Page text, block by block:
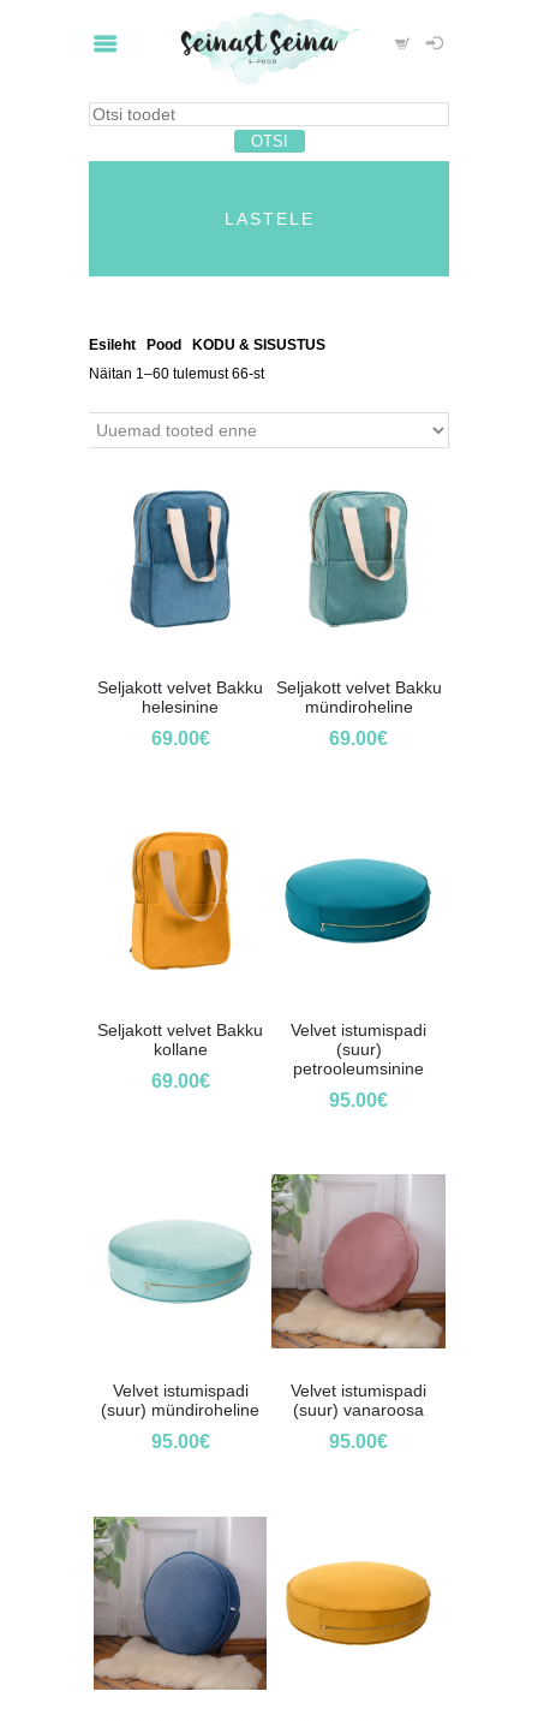
LASTELE
Esileht Pood KODU & SISUSTUS
Näitan 1–60 tulemust 66-st
Seljakott velvet Bakku
helesinine
69.00€
Seljakott velvet Bakku
mündiroheline
69.00€
Seljakott velvet Bakku
kollane
69.00€
Velvet istumispadi
(suur)
petrooleumsinine
95.00€
Velvet istumispadi
(suur) mündiroheline
95.00€
Velvet istumispadi
(suur) vanaroosa
95.00€